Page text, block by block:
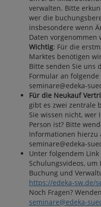
verwalten. Bitte
wer die
insbesondere wenn
Daten vorgenommen
Wichtig: Für die
Marktes benötigen
Bitte senden Sie uns
Formular an folgende
seminare@edeka-
Für die Neukauf
gibt es zwei zentrale
Sie wissen nicht, wer
Person ist? Bitte
Informationen hierzu
seminare@edeka-
Unter folgendem
Schulungsvideos,
Buchung und
https://edeka-sw.de/
Noch Fragen?
seminare@edeka-